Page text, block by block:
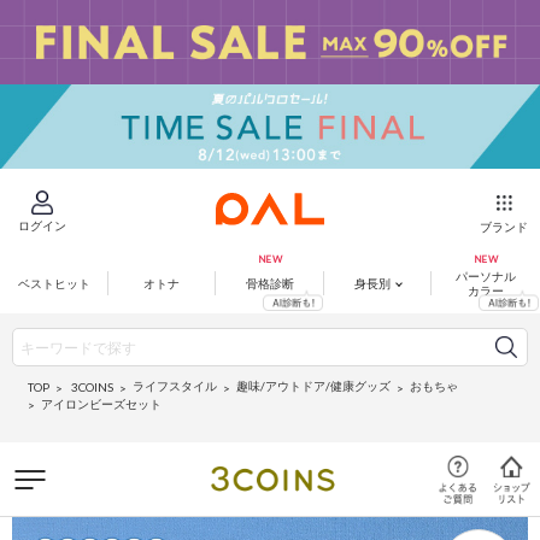
ログイン ブランド
ベストヒット オトナ 骨格診断 身長別
パーソナル
カラー
TOP 3COINS ライフスタイル 趣味/アウトドア/健康グッズ
おもちゃ
アイロンビーズセット